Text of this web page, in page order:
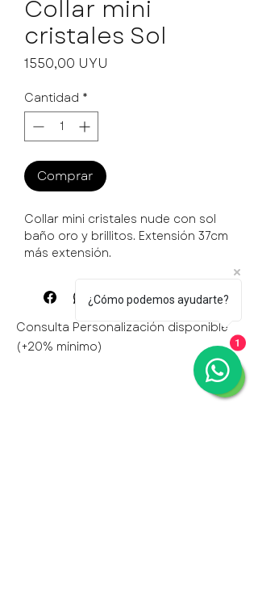
Collar mini
cristales Sol
1550,00 UYU
Cantidad *
Comprar
Collar mini cristales nude con sol
baño oro y brillitos. Extensión 37cm
más extensión.
Consulta Personalización disponible
(+20% mínimo)
¿Cómo podemos ayudarte?
1